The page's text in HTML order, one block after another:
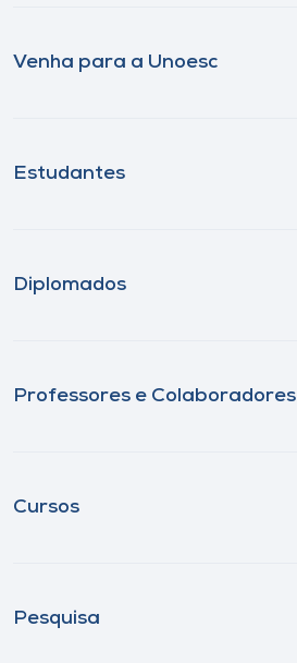
Venha para a Unoesc
Estudantes
Diplomados
Professores e Colaboradores
Cursos
Pesquisa